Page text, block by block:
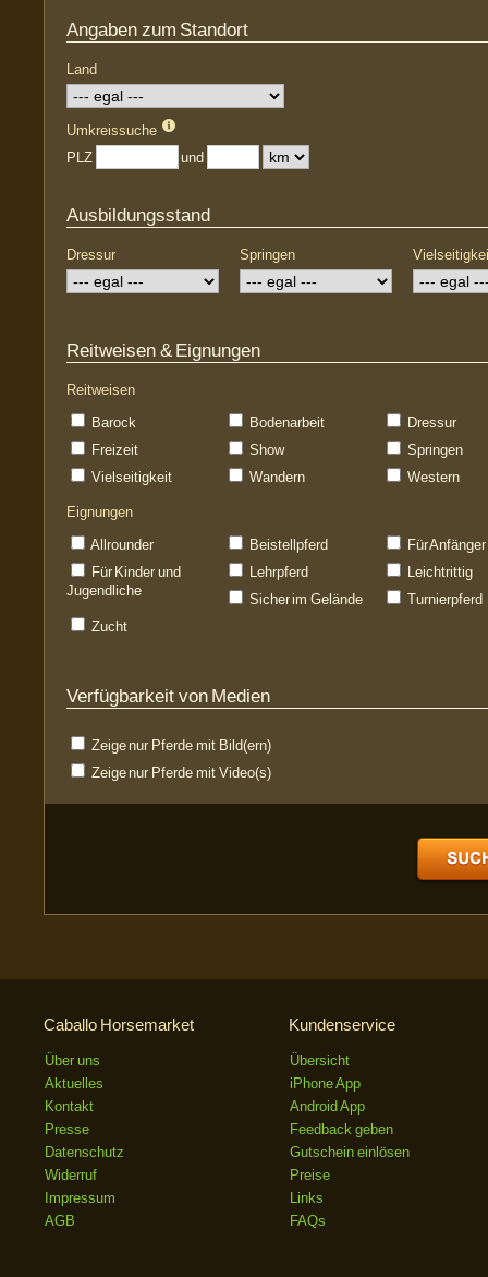
Angaben zum Standort
Land
Umkreissuche
PLZ
und
Ausbildungsstand
Dressur Springen
Reitweisen & Eignungen
Reitweisen
Barock
Bodenarbeit
Dressur
Freizeit
Show
Springen
Vielseitigkeit
Wandern Western
Eignungen
Allrounder
Beistellpferd
Für Anfänger
Für Kinder und
Jugendliche
Lehrpferd
Leichtrittig
Sicher im Gelände
Turnierpferd
Zucht
Verfügbarkeit von Medien
Zeige nur Pferde mit Bild(ern)
Zeige nur Pferde mit Video(s)
Caballo Horsemarket
Über uns
Aktuelles
Kontakt
Presse
Datenschutz
Widerruf
Impressum
AGB
Kundenservice
Übersicht
iPhone App
Android App
Feedback geben
Gutschein einlösen
Preise
Links
FAQs